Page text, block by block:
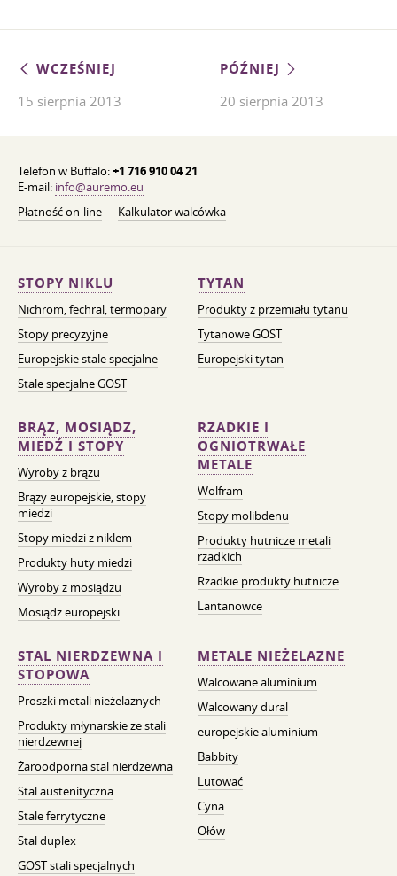
WCZEŚNIEJ
15 sierpnia 2013
PÓŹNIEJ
20 sierpnia 2013
Telefon w Buffalo:+1 716 910 04 21
E-mail: info@auremo.eu
Płatność on-line
Kalkulator walcówka
STOPY NIKLU
Nichrom, fechral, termopary
Stopy precyzyjne
Europejskie stale specjalne
Stale specjalne GOST
TYTAN
Produkty z przemiału tytanu
Tytanowe GOST
Europejski tytan
BRĄZ, MOSIĄDZ,
MIEDŹ I STOPY
Wyroby z brązu
Brązy europejskie, stopy
miedzi
Stopy miedzi z niklem
Produkty huty miedzi
Wyroby z mosiądzu
Mosiądz europejski
RZADKIE I
OGNIOTRWAŁE
METALE
Wolfram
Stopy molibdenu
Produkty hutnicze metali
rzadkich
Rzadkie produkty hutnicze
Lantanowce
STAL NIERDZEWNA I
STOPOWA
Proszki metali nieżelaznych
Produkty młynarskie ze stali
nierdzewnej
Żaroodporna stal nierdzewna
Stal austenityczna
Stale ferrytyczne
Stal duplex
GOST stali specjalnych
METALE NIEŻELAZNE
Walcowane aluminium
Walcowany dural
europejskie aluminium
Babbity
Lutować
Cyna
Ołów